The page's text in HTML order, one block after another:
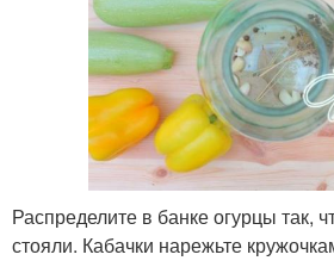
Распределите в банке огурцы так,
стояли. Кабачки нарежьте